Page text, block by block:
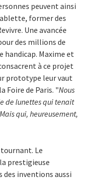
peuvent ainsi
former des
Une avancée
des millions de
handicap. Maxime et
à ce projet
prototype leur vaut
Foire de Paris. "Nous
de lunettes qui tenait
qui, heureusement,
Le
prestigieuse
inventions aussi